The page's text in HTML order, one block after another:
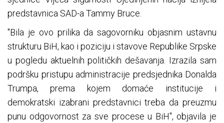
predstavnica SAD-a Tammy Bruce.
"Bila je ovo prilika da sagovorniku objasnim ustavnu
strukturu BiH, kao i poziciju i stavove Republike Srpske
u pogledu aktuelnih političkih dešavanja. Izrazila sam
podršku pristupu administracije predsjednika Donalda
Trumpa, prema kojem domaće institucije i
demokratski izabrani predstavnici treba da preuzmu
punu odgovornost za sve procese u BiH", objavila je